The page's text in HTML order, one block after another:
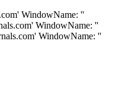
WindowName: ''
WindowName: ''
WindowName: ''